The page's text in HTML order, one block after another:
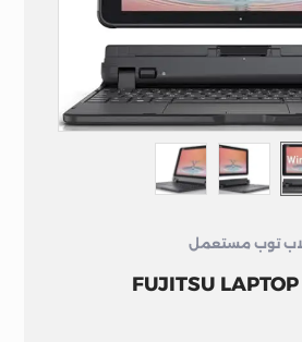
توب مستعمل
FUJITSU